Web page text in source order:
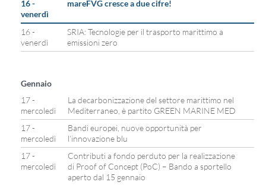
16 -
venerdì
mareFVG cresce a due cifre!
16 -
venerdì
SRIA: Tecnologie per il trasporto marittimo a
emissioni zero
Gennaio
17 -
mercoledì
La decarbonizzazione del settore marittimo nel
Mediterraneo, è partito GREEN MARINE MED
17 -
mercoledì
Bandi europei, nuove opportunità per
l’innovazione blu
17 -
mercoledì
Contributi a fondo perduto per la realizzazione
di Proof of Concept (PoC) – Bando a sportello
aperto dal 15 gennaio